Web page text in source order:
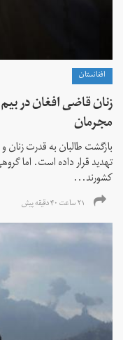
افغانستان
زنان قاضی افغان در
مجرمان
بازگشت طالبان به قدرت
تهدید قرار داده است. اما
کشورند...
۲۱ ساعت ۴۰ دقیقه پیش